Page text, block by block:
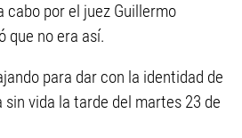
cabo por el juez Guillermo
que no era así.
para dar con la identidad de
vida la tarde del martes 23 de